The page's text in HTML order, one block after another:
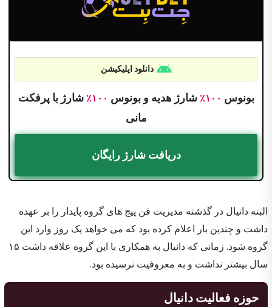
دانلود اپلیکیشن
بونوس ۱۰۰٪ شارژ هدیه و بونوس ۱۰۰٪ شارژ با پرفکت
مانی
دریافت شارژ رایگان
البته دانیال در گذشته مدیریت فن پیج های گروه پایدار را بر عهده
داشت و چندین بار اعلام کرده بود که می خواهد یک روز وارد این
گروه شود. زمانی که دانیال به همکاری با این گروه علاقه داشت ۱۵
سال بیشتر نداشت و به معروفیت نرسیده بود.
حوزه فعالیت دانیال